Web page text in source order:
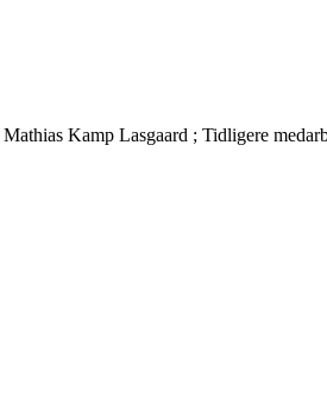
Mathias Kamp Lasgaard ; Tidligere